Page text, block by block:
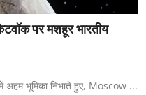
पर मशहूर भारतीय
अहम भूमिका निभाते हुए, Moscow ...